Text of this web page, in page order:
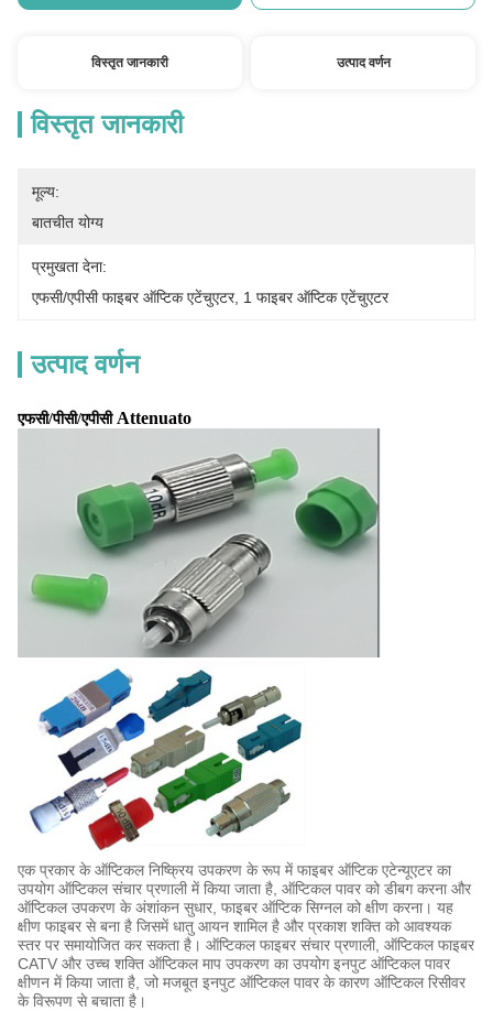
विस्तृत जानकारी उत्पाद वर्णन
विस्तृत जानकारी
मूल्य:
बातचीत योग्य
प्रमुखता देना:
एफसी/एपीसी फाइबर ऑप्टिक एटेंचुएटर, 1 फाइबर ऑप्टिक एटेंचुएटर
उत्पाद वर्णन
एफसी/पीसी/एपीसी Attenuato
एक प्रकार के ऑप्टिकल निष्क्रिय उपकरण के रूप में फाइबर ऑप्टिक एटेन्यूएटर का
उपयोग ऑप्टिकल संचार प्रणाली में किया जाता है, ऑप्टिकल पावर को डीबग करना और
ऑप्टिकल उपकरण के अंशांकन सुधार, फाइबर ऑप्टिक सिग्नल को क्षीण करना। यह
क्षीण फाइबर से बना है जिसमें धातु आयन शामिल है और प्रकाश शक्ति को आवश्यक
स्तर पर समायोजित कर सकता है। ऑप्टिकल फाइबर संचार प्रणाली, ऑप्टिकल फाइबर
CATV और उच्च शक्ति ऑप्टिकल माप उपकरण का उपयोग इनपुट ऑप्टिकल पावर
क्षीणन में किया जाता है, जो मजबूत इनपुट ऑप्टिकल पावर के कारण ऑप्टिकल रिसीवर
के विरूपण से बचाता है।